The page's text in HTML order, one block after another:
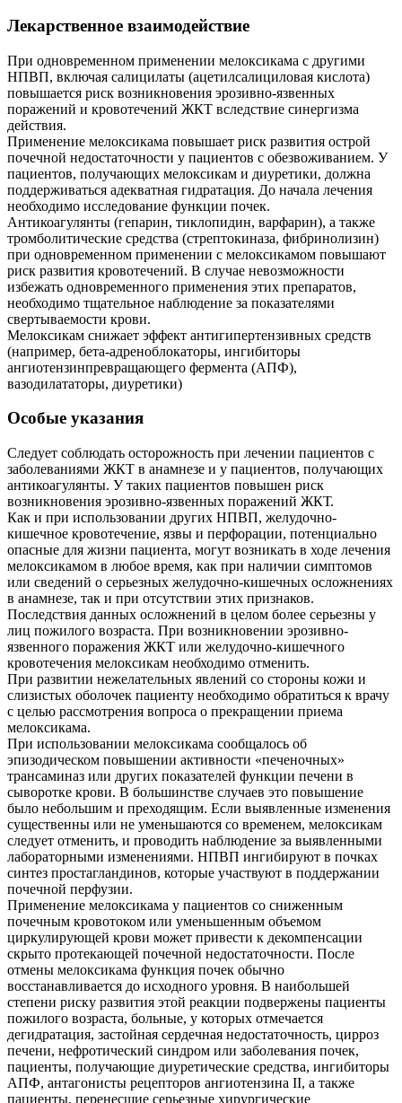
Лекарственное взаимодействие
При одновременном применении мелоксикама с другими
НПВП, включая салицилаты (ацетилсалициловая кислота)
повышается риск возникновения эрозивно-язвенных
поражений и кровотечений ЖКТ вследствие синергизма
действия.
Применение мелоксикама повышает риск развития острой
почечной недостаточности у пациентов с обезвоживанием. У
пациентов, получающих мелоксикам и диуретики, должна
поддерживаться адекватная гидратация. До начала лечения
необходимо исследование функции почек.
Антикоагулянты (гепарин, тиклопидин, варфарин), а также
тромболитические средства (стрептокиназа, фибринолизин)
при одновременном применении с мелоксикамом повышают
риск развития кровотечений. В случае невозможности
избежать одновременного применения этих препаратов,
необходимо тщательное наблюдение за показателями
свертываемости крови.
Мелоксикам снижает эффект антигипертензивных средств
(например, бета-адреноблокаторы, ингибиторы
ангиотензинпревращающего фермента (АПФ),
вазодилататоры, диуретики)
Особые указания
Следует соблюдать осторожность при лечении пациентов с
заболеваниями ЖКТ в анамнезе и у пациентов, получающих
антикоагулянты. У таких пациентов повышен риск
возникновения эрозивно-язвенных поражений ЖКТ.
Как и при использовании других НПВП, желудочно-
кишечное кровотечение, язвы и перфорации, потенциально
опасные для жизни пациента, могут возникать в ходе лечения
мелоксикамом в любое время, как при наличии симптомов
или сведений о серьезных желудочно-кишечных осложнениях
в анамнезе, так и при отсутствии этих признаков.
Последствия данных осложнений в целом более серьезны у
лиц пожилого возраста. При возникновении эрозивно-
язвенного поражения ЖКТ или желудочно-кишечного
кровотечения мелоксикам необходимо отменить.
При развитии нежелательных явлений со стороны кожи и
слизистых оболочек пациенту необходимо обратиться к врачу
с целью рассмотрения вопроса о прекращении приема
мелоксикама.
При использовании мелоксикама сообщалось об
эпизодическом повышении активности «печеночных»
трансаминаз или других показателей функции печени в
сыворотке крови. В большинстве случаев это повышение
было небольшим и преходящим. Если выявленные изменения
существенны или не уменьшаются со временем, мелоксикам
следует отменить, и проводить наблюдение за выявленными
лабораторными изменениями. НПВП ингибируют в почках
синтез простагландинов, которые участвуют в поддержании
почечной перфузии.
Применение мелоксикама у пациентов со сниженным
почечным кровотоком или уменьшенным объемом
циркулирующей крови может привести к декомпенсации
скрыто протекающей почечной недостаточности. После
отмены мелоксикама функция почек обычно
восстанавливается до исходного уровня. В наибольшей
степени риску развития этой реакции подвержены пациенты
пожилого возраста, больные, у которых отмечается
дегидратация, застойная сердечная недостаточность, цирроз
печени, нефротический синдром или заболевания почек,
пациенты, получающие диуретические средства, ингибиторы
АПФ, антагонисты рецепторов ангиотензина II, а также
пациенты, перенесшие серьезные хирургические